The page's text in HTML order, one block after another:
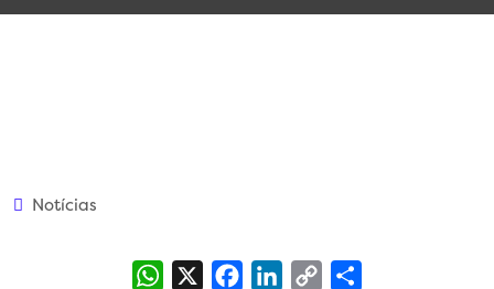
Notícias
WhatsApp FacebookLinkedIn
Copy